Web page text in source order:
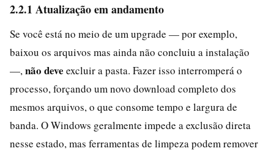
2.2.1 Atualização em andamento
Se você está no meio de um upgrade — por exemplo,
baixou os arquivos mas ainda não concluiu a instalação
—, não deve excluir a pasta. Fazer isso interromperá o
processo, forçando um novo download completo dos
mesmos arquivos, o que consome tempo e largura de
banda. O Windows geralmente impede a exclusão direta
nesse estado, mas ferramentas de limpeza podem remover